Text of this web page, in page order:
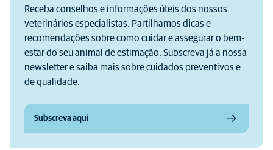
Receba conselhos e informações úteis dos nossos
veterinários especialistas. Partilhamos dicas e
recomendações sobre como cuidar e assegurar o bem-
estar do seu animal de estimação. Subscreva já a nossa
newsletter e saiba mais sobre cuidados preventivos e
de qualidade.
Subscreva aqui